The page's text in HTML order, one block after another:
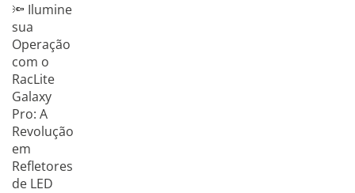
🔦 Ilumine
sua
Operação
com o
RacLite
Galaxy
Pro: A
Revolução
em
Refletores
de LED